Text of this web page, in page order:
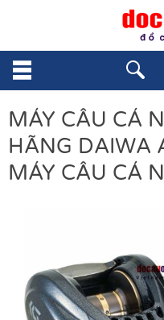
MÁY CÂU CÁ
HÃNG DAIWA
MÁY CÂU CÁ